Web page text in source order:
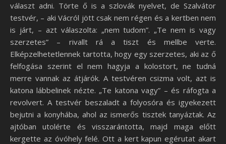
választ adni. Törte ő is a szlovák nyelvet, de Szalvátor
testvér, – aki Vácról jött csak nem régen és a kertben nem
is járt, – azt válaszolta: „nem tudom”. „Te nem is vagy
szerzetes” – rivallt rá a tiszt és mellbe verte.
Elképzelhetetlennek tartotta, hogy egy szerzetes, aki az ő
felfogása szerint el nem hagyja a kolostort, ne tudná
merre vannak az átjárók. A testvéren csizma volt, azt is
katona lábbelinek nézte. „Te katona vagy” – és ráfogta a
revolvert. A testvér beszaladt a folyosóra és igyekezett
bejutni a konyhába, ahol az ismerős tisztek tanyáztak. Az
ajtóban utolérte és visszarántotta, majd maga előtt
kergette az óvóhely felé. Ott a kert kapun egérutat akart